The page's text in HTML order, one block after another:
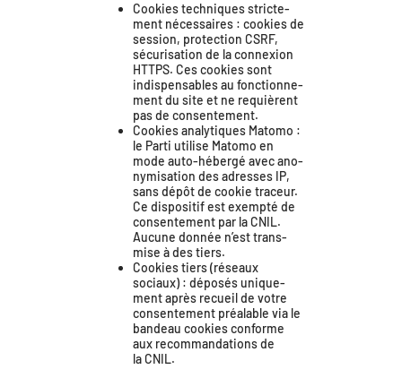
Cookies tech­niques stric­te­
ment néces­saires : cookies de
ses­sion, pro­tec­tion CSRF,
sécu­ri­sa­tion de la connexion
HTTPS. Ces cookies sont
indis­pen­sables au fonc­tion­ne­
ment du site et ne requièrent
pas de consentement.
Cookies ana­ly­tiques Matomo :
le Parti uti­lise Matomo en
mode auto-héber­gé avec ano­
ny­mi­sa­tion des adresses IP,
sans dépôt de cookie tra­ceur.
Ce dis­po­si­tif est exemp­té de
consen­te­ment par la CNIL.
Aucune don­née n’est trans­
mise à des tiers.
Cookies tiers (réseaux
sociaux) : dépo­sés uni­que­
ment après recueil de votre
consen­te­ment préa­lable via le
ban­deau cookies conforme
aux recom­man­da­tions de
la CNIL.